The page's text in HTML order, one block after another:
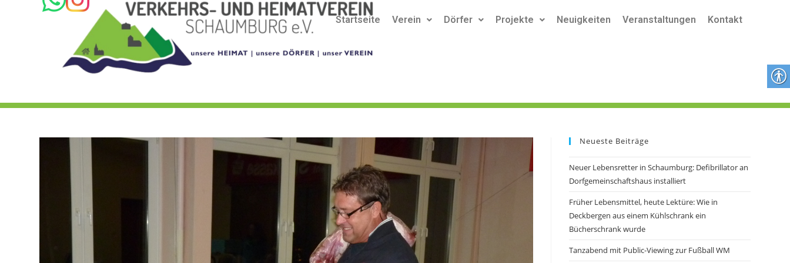
Startseite Verein Dörfer Projekte Neuigkeiten Veranstaltungen Kontakt
Neueste Beiträge
Neuer Lebensretter in Schaumburg: Defibrillator an
Dorfgemeinschaftshaus installiert
Früher Lebensmittel, heute Lektüre: Wie in
Deckbergen aus einem Kühlschrank ein
Bücherschrank wurde
Tanzabend mit Public-Viewing zur Fußball WM